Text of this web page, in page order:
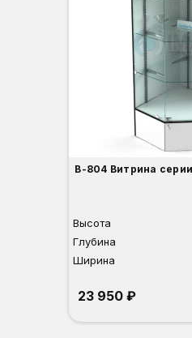
В-804 Витрина
Высота
Глубина
Ширина
23 950 ₽